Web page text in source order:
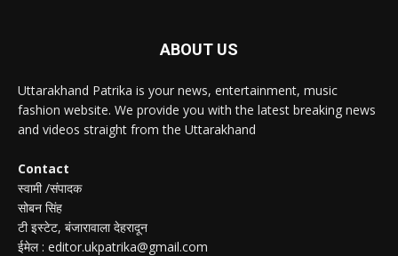
ABOUT US
Uttarakhand Patrika is your news, entertainment, music
fashion website. We provide you with the latest breaking news
and videos straight from the Uttarakhand
Contact
स्वामी /संपादक
सोबन सिंह
टी इस्टेट, बंजारावाला देहरादून
ईमेल : editor.ukpatrika@gmail.com